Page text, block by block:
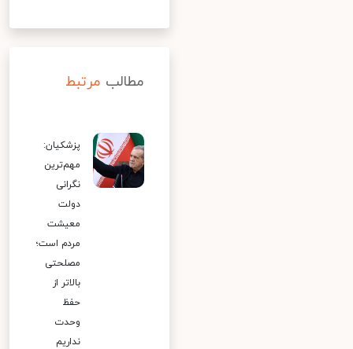
مطالب مرتبط
پزشکیان:
مهم‌ترین
نگرانی
دولت
معیشت
مردم است؛
مصلحتی
بالاتر از
حفظ
وحدت
نداریم